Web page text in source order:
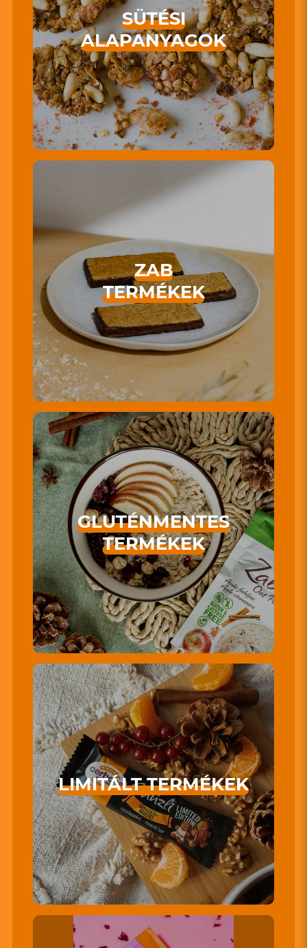
SÜTÉSI
ALAPANYAGOK
ZAB
TERMÉKEK
GLUTÉNMENTES
TERMÉKEK
LIMITÁLT TERMÉKEK